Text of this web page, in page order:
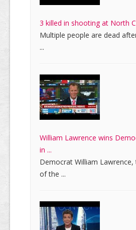
3 killed in shooting at North
Multiple people are dead
...
William Lawrence wins
in ...
Democrat William
of the ...